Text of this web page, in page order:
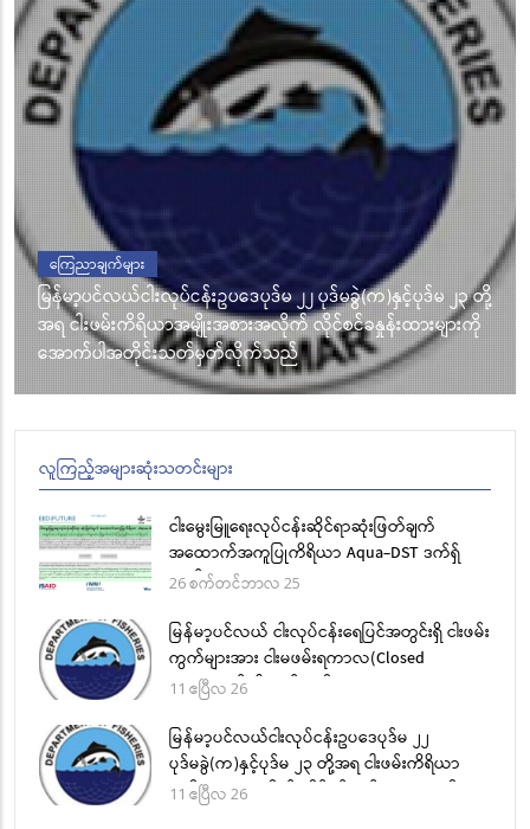
ကြေညာချက်များ
မြန်မာ့ပင်လယ်ငါးလုပ်ငန်းဥပဒေပုဒ်မ ၂၂ ပုဒ်မခွဲ(က)နှင့်ပုဒ်မ ၂၃ တို့
အရ ငါးဖမ်းကိရိယာအမျိုးအစားအလိုက် လိုင်စင်ခနှုန်းထားများကို
အောက်ပါအတိုင်းသတ်မှတ်လိုက်သည်
လူကြည့်အများဆုံးသတင်းများ
ငါးမွေးမြူရေးလုပ်ငန်းဆိုင်ရာဆုံးဖြတ်ချက်
အထောက်အကူပြုကိရိယာ Aqua-DST ဒက်ရှ်
ဘုတ်
26 စက်တင်ဘာလ 25
မြန်မာ့ပင်လယ် ငါးလုပ်ငန်းရေပြင်အတွင်းရှိ ငါးဖမ်း
ကွက်များအား ငါးမဖမ်းရကာလ(Closed
Season)နှင့် ငါးမဖမ်းရဧရိယာ(Closed Area
11 ဧပြီလ 26
မြန်မာ့ပင်လယ်ငါးလုပ်ငန်းဥပဒေပုဒ်မ ၂၂
ပုဒ်မခွဲ(က)နှင့်ပုဒ်မ ၂၃ တို့အရ ငါးဖမ်းကိရိယာ
အမျိုးအစားအလိုက် လိုင်စင်ခနှုန်းထားများကို
11 ဧပြီလ 26